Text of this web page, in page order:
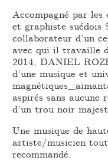
Accompagné par
et graphiste
collaborateur d’un
avec qui il travaille
2014, DANIEL
d’une musique et
aspirés sans aucune
d’un trou noir
Une musique de
artiste/musicien
recommandé.